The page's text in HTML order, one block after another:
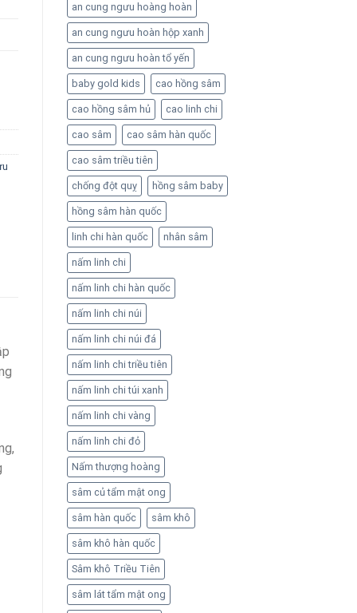
an cung ngưu hoàng hoàn
an cung ngưu hoàn hộp xanh
an cung ngưu hoàn tổ yến
baby gold kids cao hồng sâm
cao hồng sâm hủ cao linh chi
cao sâm cao sâm hàn quốc
cao sâm triều tiên
chống đột quỵ hồng sâm baby
hồng sâm hàn quốc
linh chi hàn quốc nhân sâm
nấm linh chi
nấm linh chi hàn quốc
nấm linh chi núi
nấm linh chi núi đá
nấm linh chi triều tiên
nấm linh chi túi xanh
nấm linh chi vàng
nấm linh chi đỏ
Nấm thượng hoàng
sâm củ tẩm mật ong
sâm hàn quốc sâm khô
sâm khô hàn quốc
Sâm khô Triều Tiên
sâm lát tẩm mật ong